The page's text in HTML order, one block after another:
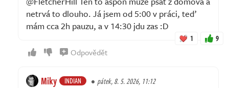
netrvá to dlouho. Já jsem od 5:00 v práci, teď
mám cca 2h pauzu, a v 14:30 jdu zas :D
1 9
Odpovědět
Miky INDIAN pátek, 8. 5. 2026, 11:12